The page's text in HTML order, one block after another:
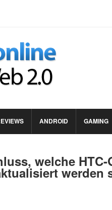
ANDROID GAMING
welche HTC-
werden